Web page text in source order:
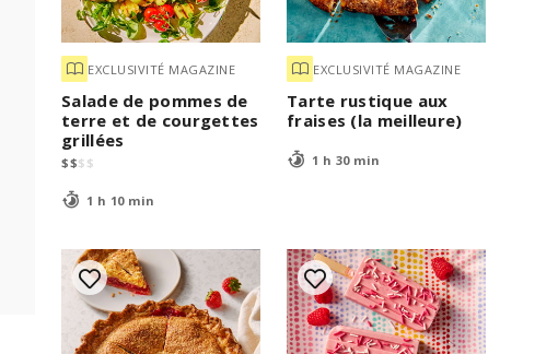
EXCLUSIVITÉ MAGAZINE
Salade de pommes de
terre et de courgettes
grillées
$$$ $
1 h 10 min
EXCLUSIVITÉ MAGAZINE
Tarte rustique aux
fraises (la meilleure)
1 h 30 min